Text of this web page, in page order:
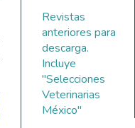
Revistas
anteriores para
descarga.
Incluye
"Selecciones
Veterinarias
México"